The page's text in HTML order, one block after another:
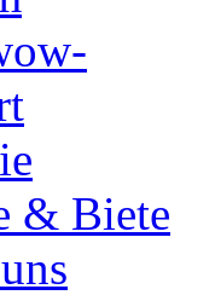
& Biete